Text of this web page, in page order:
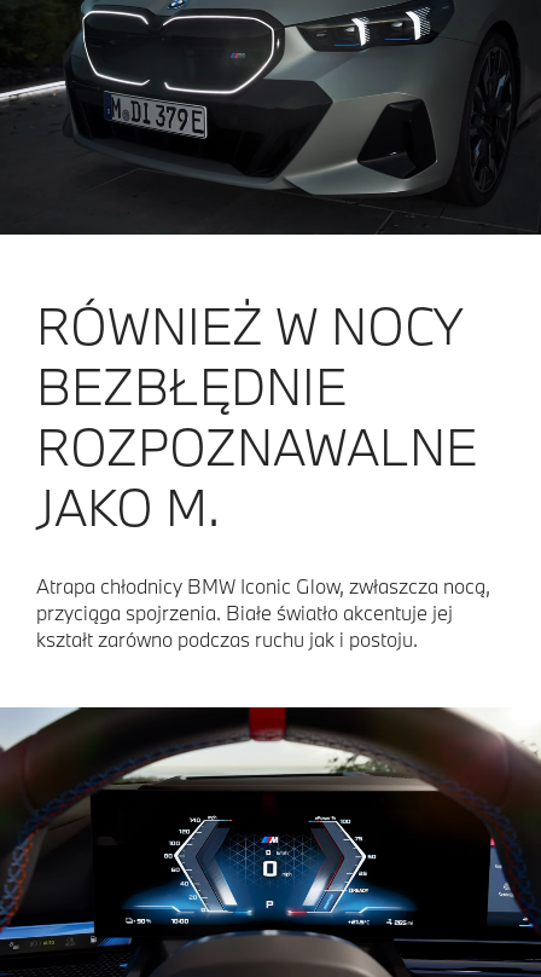
RÓWNIEŻ W NOCY
BEZBŁĘDNIE
ROZPOZNAWALNE
JAKO M.
Atrapa chłodnicy BMW Iconic Glow, zwłaszcza nocą,
przyciąga spojrzenia. Białe światło akcentuje jej
kształt zarówno podczas ruchu jak i postoju.